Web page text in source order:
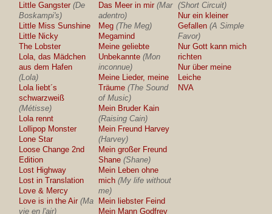
Little Gangster (De
Boskampi's)
Little Miss Sunshine
Little Nicky
The Lobster
Lola, das Mädchen
aus dem Hafen
(Lola)
Lola liebt´s
schwarzweiß
(Métisse)
Lola rennt
Lollipop Monster
Lone Star
Loose Change 2nd
Edition
Lost Highway
Lost in Translation
Love & Mercy
Love is in the Air (Ma
vie en l'air)
Das Meer in mir (Mar
adentro)
Meg (The Meg)
Megamind
Meine geliebte
Unbekannte (Mon
inconnue)
Meine Lieder, meine
Träume (The Sound
of Music)
Mein Bruder Kain
(Raising Cain)
Mein Freund Harvey
(Harvey)
Mein großer Freund
Shane (Shane)
Mein Leben ohne
mich (My life without
me)
Mein liebster Feind
Mein Mann Godfrey
(Short Circuit)
Nur ein kleiner
Gefallen (A Simple
Favor)
Nur Gott kann mich
richten
Nur über meine
Leiche
NVA